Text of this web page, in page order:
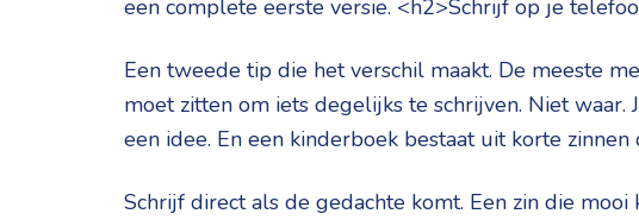
een complete eerste versie. <h2>Schrijf op je
Een tweede tip die het verschil maakt. De meeste
moet zitten om iets degelijks te schrijven. Niet
een idee. En een kinderboek bestaat uit korte
Schrijf direct als de gedachte komt. Een zin die